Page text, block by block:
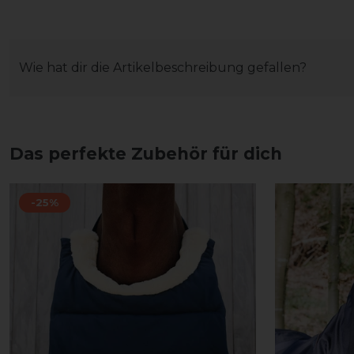
Wie hat dir die Artikelbeschreibung gefallen?
Das perfekte Zubehör für dich
-25%